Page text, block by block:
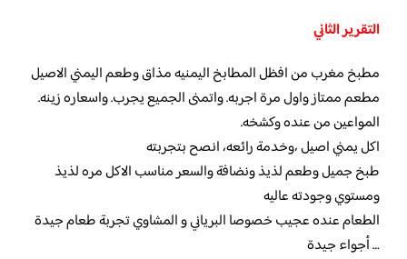
التقرير الثاني
مطبخ مغرب من افظل المطابخ اليمنيه مذاق وطعم اليمني الاصيل
مطعم ممتاز واول مرة اجربه. واتمنى الجميع يجرب. واسعاره زينه.
المواعين من عنده وكشخه.
اكل يمني اصيل ،وخدمة رائعه، انصح بتجربته
طبخ جميل وطعم لذيذ ونضافة والسعر مناسب الاكل مره لذيذ
ومستوي وجودته عاليه
الطعام عنده عجيب خصوصا البرياني و المشاوي تجربة طعام جيدة
… أجواء جيدة